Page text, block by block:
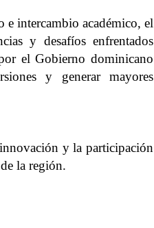
intercambio académico, el
y desafíos enfrentados
el Gobierno dominicano
y generar mayores
y la participación
la región.